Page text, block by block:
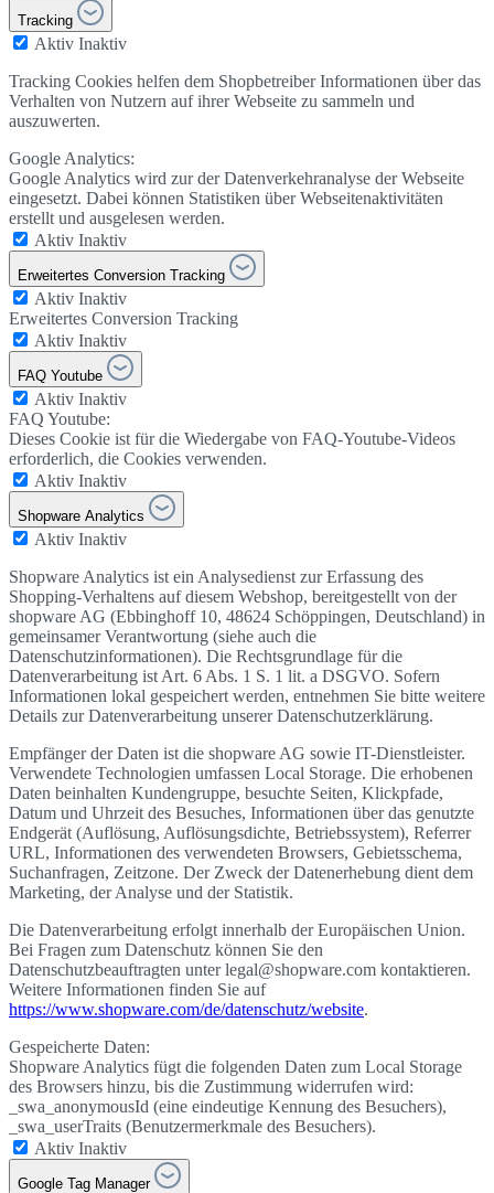
Tracking
Aktiv Inaktiv
Tracking Cookies helfen dem Shopbetreiber Informationen über das
Verhalten von Nutzern auf ihrer Webseite zu sammeln und
auszuwerten.
Google Analytics:
Google Analytics wird zur der Datenverkehranalyse der Webseite
eingesetzt. Dabei können Statistiken über Webseitenaktivitäten
erstellt und ausgelesen werden.
Aktiv Inaktiv
Erweitertes Conversion Tracking
Aktiv Inaktiv
Erweitertes Conversion Tracking
Aktiv Inaktiv
FAQ Youtube
Aktiv Inaktiv
FAQ Youtube:
Dieses Cookie ist für die Wiedergabe von FAQ-Youtube-Videos
erforderlich, die Cookies verwenden.
Aktiv Inaktiv
Shopware Analytics
Aktiv Inaktiv
Shopware Analytics ist ein Analysedienst zur Erfassung des
Shopping-Verhaltens auf diesem Webshop, bereitgestellt von der
shopware AG (Ebbinghoff 10, 48624 Schöppingen, Deutschland) in
gemeinsamer Verantwortung (siehe auch die
Datenschutzinformationen). Die Rechtsgrundlage für die
Datenverarbeitung ist Art. 6 Abs. 1 S. 1 lit. a DSGVO. Sofern
Informationen lokal gespeichert werden, entnehmen Sie bitte weitere
Details zur Datenverarbeitung unserer Datenschutzerklärung.
Empfänger der Daten ist die shopware AG sowie IT-Dienstleister.
Verwendete Technologien umfassen Local Storage. Die erhobenen
Daten beinhalten Kundengruppe, besuchte Seiten, Klickpfade,
Datum und Uhrzeit des Besuches, Informationen über das genutzte
Endgerät (Auflösung, Auflösungsdichte, Betriebssystem), Referrer
URL, Informationen des verwendeten Browsers, Gebietsschema,
Suchanfragen, Zeitzone. Der Zweck der Datenerhebung dient dem
Marketing, der Analyse und der Statistik.
Die Datenverarbeitung erfolgt innerhalb der Europäischen Union.
Bei Fragen zum Datenschutz können Sie den
Datenschutzbeauftragten unter legal@shopware.com kontaktieren.
Weitere Informationen finden Sie auf
https://www.shopware.com/de/datenschutz/website.
Gespeicherte Daten:
Shopware Analytics fügt die folgenden Daten zum Local Storage
des Browsers hinzu, bis die Zustimmung widerrufen wird:
_swa_anonymousId (eine eindeutige Kennung des Besuchers),
_swa_userTraits (Benutzermerkmale des Besuchers).
Aktiv Inaktiv
Google Tag Manager